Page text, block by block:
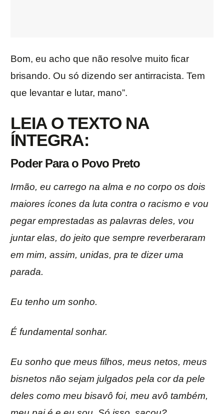
Bom, eu acho que não resolve muito ficar
brisando. Ou só dizendo ser antirracista. Tem
que levantar e lutar, mano”.
LEIA O TEXTO NA
ÍNTEGRA:
Poder Para o Povo Preto
Irmão, eu carrego na alma e no corpo os dois
maiores ícones da luta contra o racismo e vou
pegar emprestadas as palavras deles, vou
juntar elas, do jeito que sempre reverberaram
em mim, assim, unidas, pra te dizer uma
parada.
Eu tenho um sonho.
É fundamental sonhar.
Eu sonho que meus filhos, meus netos, meus
bisnetos não sejam julgados pela cor da pele
deles como meu bisavô foi, meu avô também,